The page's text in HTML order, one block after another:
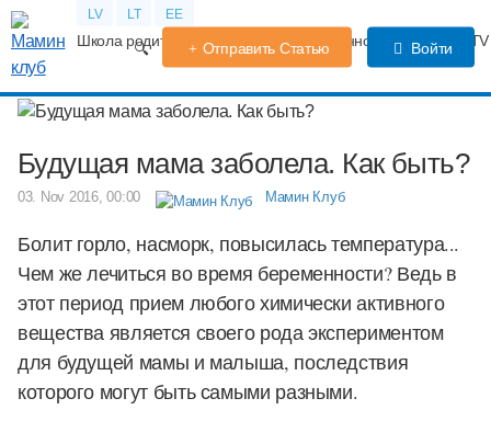
LV LT EE
Школа родителей Календарь беременности Форум
Отправить Статью Войти
Будущая мама заболела. Как быть?
03. Nov 2016, 00:00 Мамин Клуб
Болит горло, насморк, повысилась температура...
Чем же лечиться во время беременности? Ведь в
этот период прием любого химически активного
вещества является своего рода экспериментом
для будущей мамы и малыша, последствия
которого могут быть самыми разными.